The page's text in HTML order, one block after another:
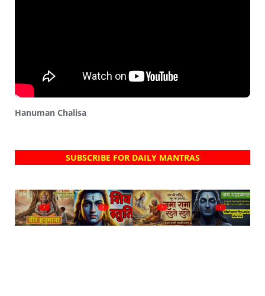
Hanuman Chalisa
SUBSCRIBE FOR DAILY MANTRAS
? ? ? ?